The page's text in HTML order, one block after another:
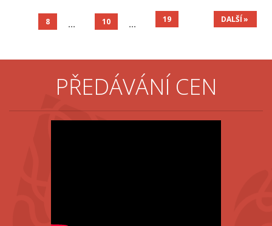
8 10 19 DALŠÍ
PŘEDÁVÁNÍ CEN